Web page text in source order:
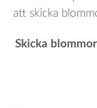
att skicka
Skicka